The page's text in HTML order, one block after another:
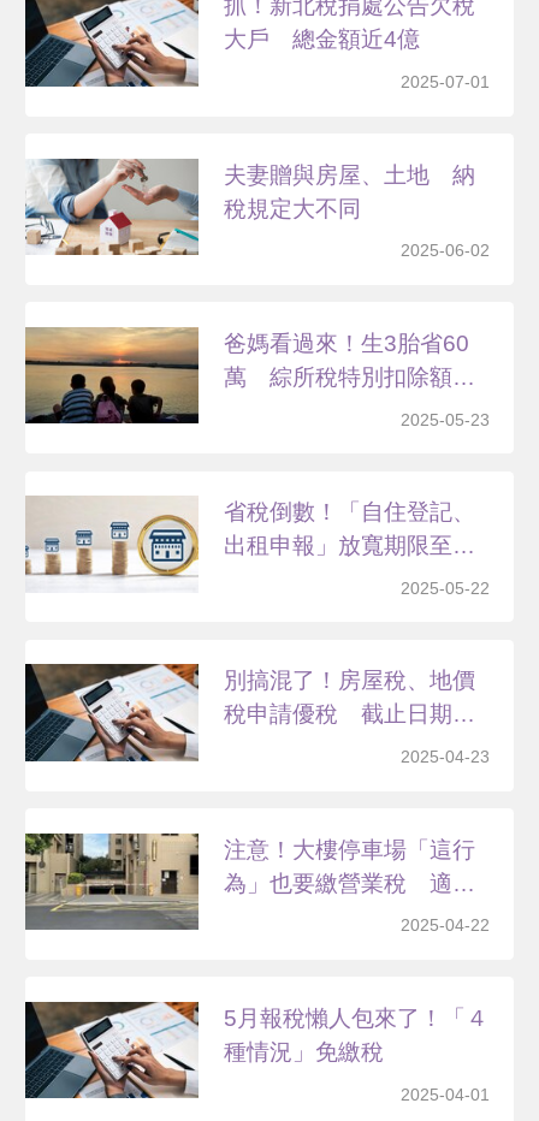
抓！新北稅捐處公告欠稅
大戶 總金額近4億
2025-07-01
夫妻贈與房屋、土地 納
稅規定大不同
2025-06-02
爸媽看過來！生3胎省60
萬 綜所稅特別扣除額
2025-05-23
省稅倒數！「自住登記、
出租申報」放寬期限至這
2025-05-22
別搞混了！房屋稅、地價
稅申請優稅 截止日期、
2025-04-23
注意！大樓停車場「這行
為」也要繳營業稅 適用
2025-04-22
5月報稅懶人包來了！「４
種情況」免繳稅
2025-04-01